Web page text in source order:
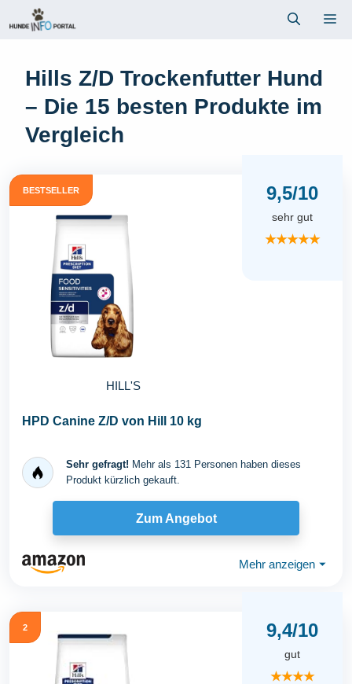
Inhalt
Hills Z/D Trockenfutter Hund
– Die 15 besten Produkte im
Vergleich
BESTSELLER
HILL'S
9,5/10
sehr gut
★★★★★
HPD Canine Z/D von Hill 10 kg
Sehr gefragt! Mehr als 131 Personen haben dieses
Produkt kürzlich gekauft.
Zum Angebot
Mehr anzeigen ⏷
2 9,4/10
gut
★★★★